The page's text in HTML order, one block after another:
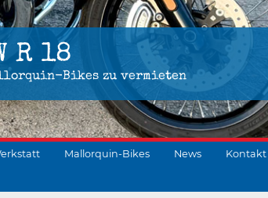
R 18
Bikes zu vermieten
Mallorquin-Bikes News Kontakt